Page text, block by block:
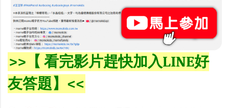
>>【 看完影片趕快加入LINE好
友答題】<<